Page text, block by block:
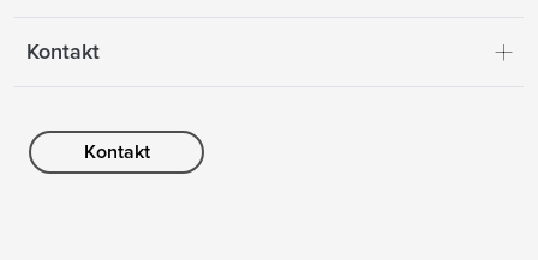
Kontakt
Kontakt